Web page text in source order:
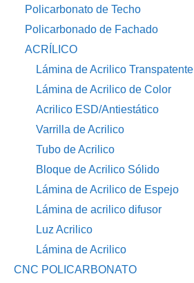
Policarbonato de Techo
Policarbonado de Fachado
ACRÍLICO
Lámina de Acrilico Transpatente
Lámina de Acrilico de Color
Acrilico ESD/Antiestático
Varrilla de Acrilico
Tubo de Acrilico
Bloque de Acrilico Sólido
Lámina de Acrilico de Espejo
Lámina de acrilico difusor
Luz Acrilico
Lámina de Acrilico
CNC POLICARBONATO